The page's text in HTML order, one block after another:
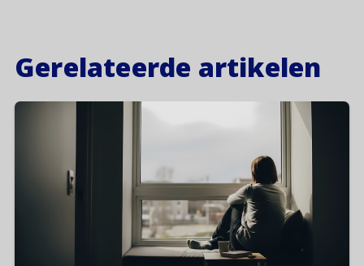
Gerelateerde artikelen